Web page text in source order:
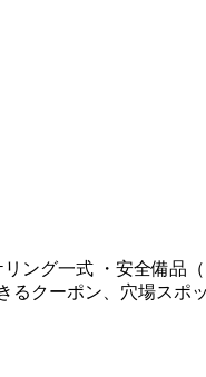
ング一式 ・安全備品
クーポン、穴場スポッ